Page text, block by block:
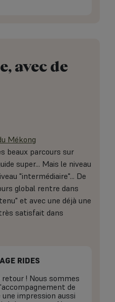
avec de
Mékong
beaux parcours sur
super... Mais le niveau
"intermédiaire"... De
global rentre dans
et avec une déjà une
satisfait dans
RIDES
! Nous sommes
de
impression aussi